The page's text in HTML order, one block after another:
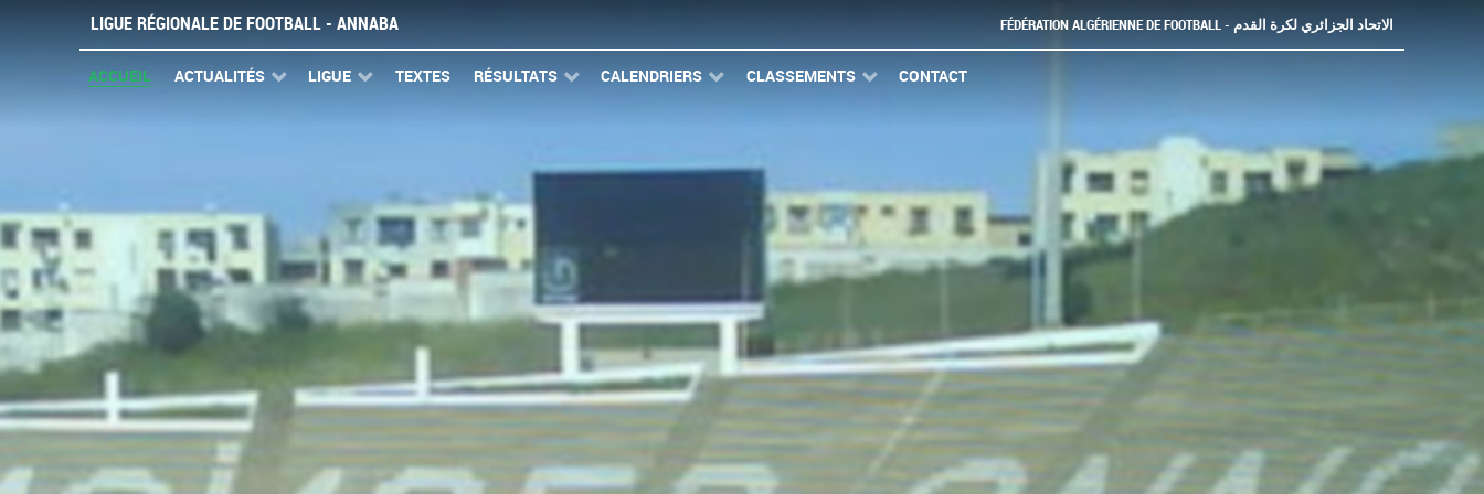
LIGUE RÉGIONALE DE FOOTBALL - ANNABA FÉDÉRATION ALGÉRIENNE DE FOOTBALL - الاتحاد الجزائري لكرة القدم
ACCUEIL ACTUALITÉS LIGUE TEXTES RÉSULTATS CALENDRIERS CLASSEMENTS CONTACT